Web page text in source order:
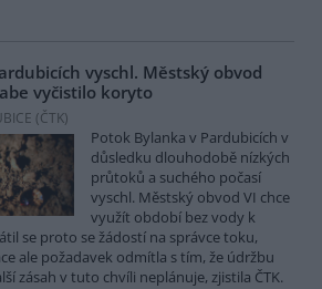
vyschl. Městský obvod
vyčistilo koryto
(ČTK)
Potok Bylanka v Pardubicích v
důsledku dlouhodobě nízkých
průtoků a suchého počasí
vyschl. Městský obvod VI chce
využít období bez vody k
se proto se žádostí na správce toku,
ale požadavek odmítla s tím, že údržbu
zásah v tuto chvíli neplánuje, zjistila ČTK.